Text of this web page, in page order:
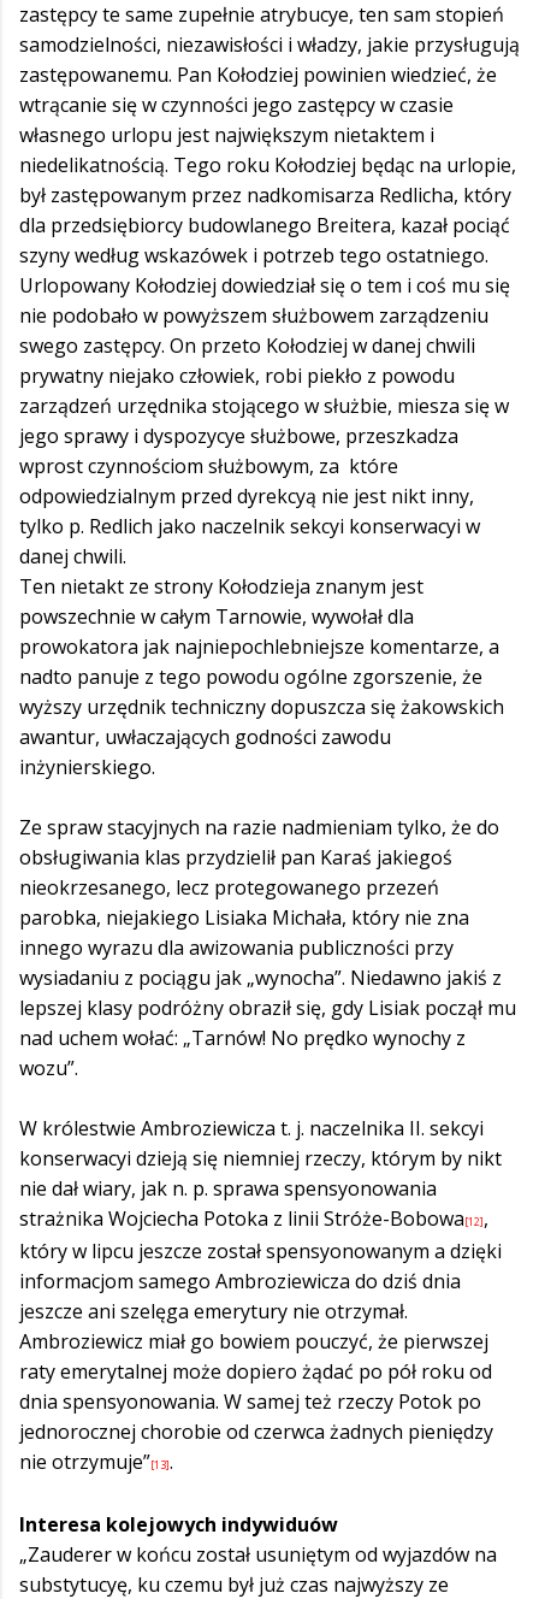
zastępcy te same zupełnie atrybucye, ten sam stopień
samodzielności, niezawisłości i władzy, jakie przysługują
zastępowanemu. Pan Kołodziej powinien wiedzieć, że
wtrącanie się w czynności jego zastępcy w czasie
własnego urlopu jest największym nietaktem i
niedelikatnością. Tego roku Kołodziej będąc na urlopie,
był zastępowanym przez nadkomisarza Redlicha, który
dla przedsiębiorcy budowlanego Breitera, kazał pociąć
szyny według wskazówek i potrzeb tego ostatniego.
Urlopowany Kołodziej dowiedział się o tem i coś mu się
nie podobało w powyższem służbowem zarządzeniu
swego zastępcy. On przeto Kołodziej w danej chwili
prywatny niejako człowiek, robi piekło z powodu
zarządzeń urzędnika stojącego w służbie, miesza się w
jego sprawy i dyspozycye służbowe, przeszkadza
wprost czynnościom służbowym, za które
odpowiedzialnym przed dyrekcyą nie jest nikt inny,
tylko p. Redlich jako naczelnik sekcyi konserwacyi w
danej chwili.
Ten nietakt ze strony Kołodzieja znanym jest
powszechnie w całym Tarnowie, wywołał dla
prowokatora jak najniepochlebniejsze komentarze, a
nadto panuje z tego powodu ogólne zgorszenie, że
wyższy urzędnik techniczny dopuszcza się żakowskich
awantur, uwłaczających godności zawodu
inżynierskiego.
Ze spraw stacyjnych na razie nadmieniam tylko, że do
obsługiwania klas przydzielił pan Karaś jakiegoś
nieokrzesanego, lecz protegowanego przezeń
parobka, niejakiego Lisiaka Michała, który nie zna
innego wyrazu dla awizowania publiczności przy
wysiadaniu z pociągu jak „wynocha”. Niedawno jakiś z
lepszej klasy podróżny obraził się, gdy Lisiak począł mu
nad uchem wołać: „Tarnów! No prędko wynochy z
wozu”.
W królestwie Ambroziewicza t. j. naczelnika II. sekcyi
konserwacyi dzieją się niemniej rzeczy, którym by nikt
nie dał wiary, jak n. p. sprawa spensyonowania
strażnika Wojciecha Potoka z linii Stróże-Bobowa[12],
który w lipcu jeszcze został spensyonowanym a dzięki
informacjom samego Ambroziewicza do dziś dnia
jeszcze ani szelęga emerytury nie otrzymał.
Ambroziewicz miał go bowiem pouczyć, że pierwszej
raty emerytalnej może dopiero żądać po pół roku od
dnia spensyonowania. W samej też rzeczy Potok po
jednorocznej chorobie od czerwca żadnych pieniędzy
nie otrzymuje”[13].
Interesa kolejowych indywiduów
„Zauderer w końcu został usuniętym od wyjazdów na
substytucyę, ku czemu był już czas najwyższy ze